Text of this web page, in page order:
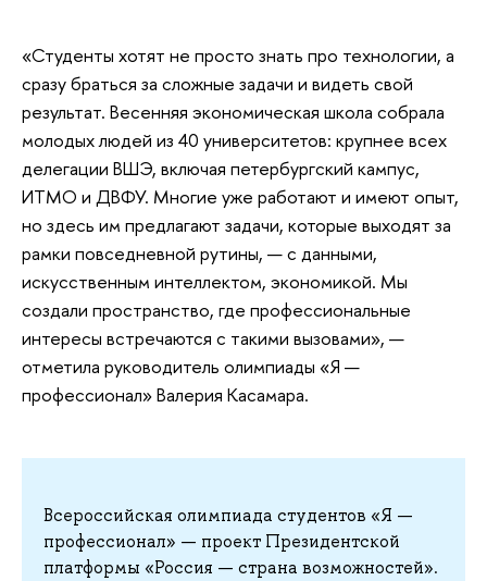
«Студенты хотят не просто знать про технологии, а
сразу браться за сложные задачи и видеть свой
результат. Весенняя экономическая школа собрала
молодых людей из 40 университетов: крупнее всех
делегации ВШЭ, включая петербургский кампус,
ИТМО и ДВФУ. Многие уже работают и имеют опыт,
но здесь им предлагают задачи, которые выходят за
рамки повседневной рутины, — с данными,
искусственным интеллектом, экономикой. Мы
создали пространство, где профессиональные
интересы встречаются с такими вызовами», —
отметила руководитель олимпиады «Я —
профессионал» Валерия Касамара.
Всероссийская олимпиада студентов «Я —
профессионал» — проект Президентской
платформы «Россия — страна возможностей».